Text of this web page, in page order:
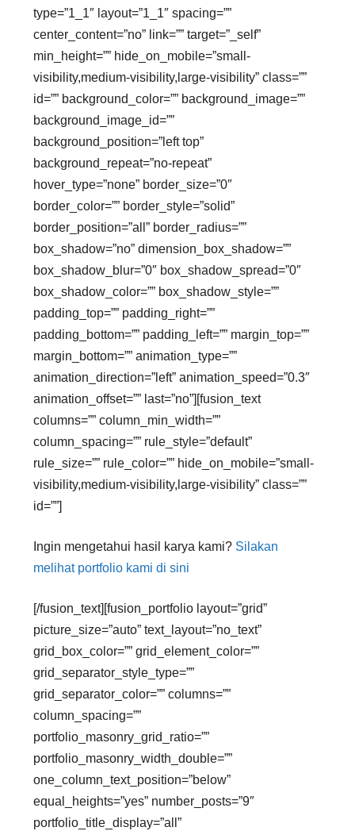
type=”1_1″ layout=”1_1″ spacing=””
center_content=”no” link=”” target=”_self”
min_height=”” hide_on_mobile=”small-
visibility,medium-visibility,large-visibility” class=””
id=”” background_color=”” background_image=””
background_image_id=””
background_position=”left top”
background_repeat=”no-repeat”
hover_type=”none” border_size=”0″
border_color=”” border_style=”solid”
border_position=”all” border_radius=””
box_shadow=”no” dimension_box_shadow=””
box_shadow_blur=”0″ box_shadow_spread=”0″
box_shadow_color=”” box_shadow_style=””
padding_top=”” padding_right=””
padding_bottom=”” padding_left=”” margin_top=””
margin_bottom=”” animation_type=””
animation_direction=”left” animation_speed=”0.3″
animation_offset=”” last=”no”][fusion_text
columns=”” column_min_width=””
column_spacing=”” rule_style=”default”
rule_size=”” rule_color=”” hide_on_mobile=”small-
visibility,medium-visibility,large-visibility” class=””
id=””]
Ingin mengetahui hasil karya kami? Silakan
melihat portfolio kami di sini
[/fusion_text][fusion_portfolio layout=”grid”
picture_size=”auto” text_layout=”no_text”
grid_box_color=”” grid_element_color=””
grid_separator_style_type=””
grid_separator_color=”” columns=””
column_spacing=””
portfolio_masonry_grid_ratio=””
portfolio_masonry_width_double=””
one_column_text_position=”below”
equal_heights=”yes” number_posts=”9″
portfolio_title_display=”all”